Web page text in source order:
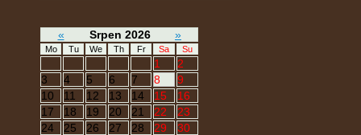
« Srpen 2026 »
Mo Tu We Th Fr Sa Su
1
2
3
4 5 6 7 8
9
10
11 12 13 14 15
16
17
18 19 20 21 22
23
24
25 26 27 28 29 30